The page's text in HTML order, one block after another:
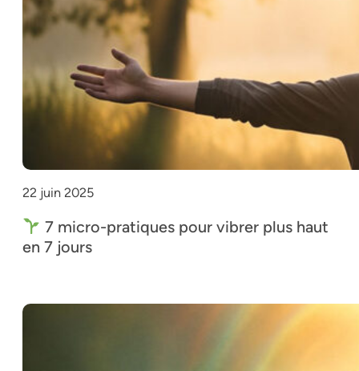
22 juin 2025
7 micro-pratiques pour vibrer plus haut
en 7 jours